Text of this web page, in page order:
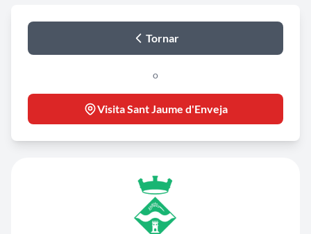
Tornar
o
Visita Sant Jaume d'Enveja